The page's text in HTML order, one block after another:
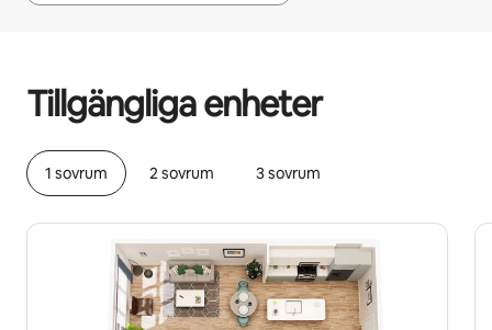
Tillgängliga enheter
1 sovrum 2 sovrum 3 sovrum